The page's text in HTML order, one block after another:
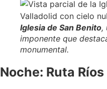
Iglesia de San Benito,
imponente que
monumental.
Noche: Ruta